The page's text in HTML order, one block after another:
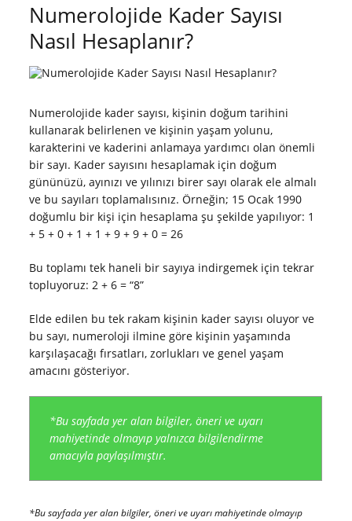
Numerolojide Kader Sayısı
Nasıl Hesaplanır?
Numerolojide kader sayısı, kişinin doğum tarihini
kullanarak belirlenen ve kişinin yaşam yolunu,
karakterini ve kaderini anlamaya yardımcı olan önemli
bir sayı. Kader sayısını hesaplamak için doğum
gününüzü, ayınızı ve yılınızı birer sayı olarak ele almalı
ve bu sayıları toplamalısınız. Örneğin; 15 Ocak 1990
doğumlu bir kişi için hesaplama şu şekilde yapılıyor: 1
+ 5 + 0 + 1 + 1 + 9 + 9 + 0 = 26
Bu toplamı tek haneli bir sayıya indirgemek için tekrar
topluyoruz: 2 + 6 = “8”
Elde edilen bu tek rakam kişinin kader sayısı oluyor ve
bu sayı, numeroloji ilmine göre kişinin yaşamında
karşılaşacağı fırsatları, zorlukları ve genel yaşam
amacını gösteriyor.
*Bu sayfada yer alan bilgiler, öneri ve uyarı
mahiyetinde olmayıp yalnızca bilgilendirme
amacıyla paylaşılmıştır.
*Bu sayfada yer alan bilgiler, öneri ve uyarı mahiyetinde olmayıp